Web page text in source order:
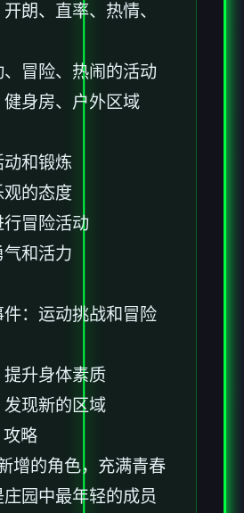
朗、直率、热情、
、冒险、热闹的活动
健身房、户外区域
和锻炼
的态度
冒险活动
和活力
件：运动挑战和冒险
升身体素质
发现新的区域
攻略
增的角色，充满青春
园中最年轻的成员